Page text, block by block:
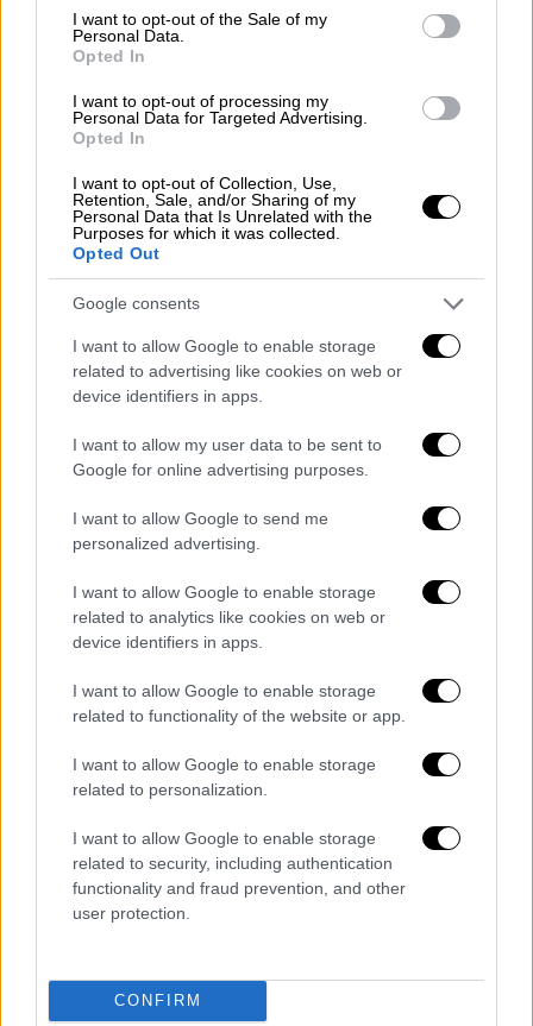
consent section.
I want to opt-out of the Sale of my
Personal Data.
Opted In
I want to opt-out of processing my
Personal Data for Targeted Advertising.
Opted In
I want to opt-out of Collection, Use,
Retention, Sale, and/or Sharing of my
Personal Data that Is Unrelated with the
Purposes for which it was collected.
Opted Out
Google consents
I want to allow Google to enable storage
related to advertising like cookies on web or
device identifiers in apps.
I want to allow my user data to be sent to
Google for online advertising purposes.
I want to allow Google to send me
personalized advertising.
I want to allow Google to enable storage
related to analytics like cookies on web or
device identifiers in apps.
I want to allow Google to enable storage
related to functionality of the website or app.
I want to allow Google to enable storage
related to personalization.
I want to allow Google to enable storage
related to security, including authentication
functionality and fraud prevention, and other
user protection.
CONFIRM
μετά κάναμε δοκιμές. Κάναμε πολλές
δοκιμές και εκεί προσέθεσα μία άλλη
πατέντα που είναι ένα μικρό σιδεράκι που
ακουμπάει στη μύτη όπως τα γυαλιά. Έτσι η
μάσκα στέκεται σωστά στο πρόσωπο και το
φερμουάρ ανοίγει εύκολα και γρήγορα. Μετά
προσθέσαμε μία μεγαλύτερη λαβή στο
φερμουάρ για να μην ακουμπάμε τη μάσκα με
τα χέρια μας. Μετά την παρατήρηση του
Γερμανού Σωτήρη Τσιόδρα σήμερα φτιάξαμε
και ένα μικρή λαβή στο κάτω μέρος για να
τραβάμε προς τα κάνω τη μάσκα όταν
ανοίγει το φερμουάρ. Είναι το μουσάκι της
κατσίκας που λέω εγώ. Επίσης τα υλικά
είναι πρώτης ποιότητας και επιτρέπουν την
video
«Να τις πουλάει στο κόστος στην
Ελλάδα»
επιχειρηματίας της Γερμανίας που είναι